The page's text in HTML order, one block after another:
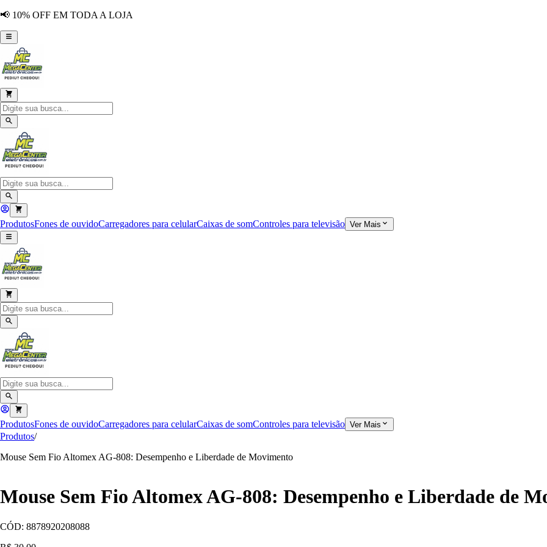
📢 10% OFF EM TODA A LOJA
ProdutosFones de ouvidoCarregadores para celularCaixas de somControles para televisão Ver Mais
ProdutosFones de ouvidoCarregadores para celularCaixas de somControles para televisão Ver Mais
Produtos/
Mouse Sem Fio Altomex AG-808: Desempenho e Liberdade de Movimento
Mouse Sem Fio Altomex AG-808: Desempenho e Liberdade de
CÓD: 8878920208088